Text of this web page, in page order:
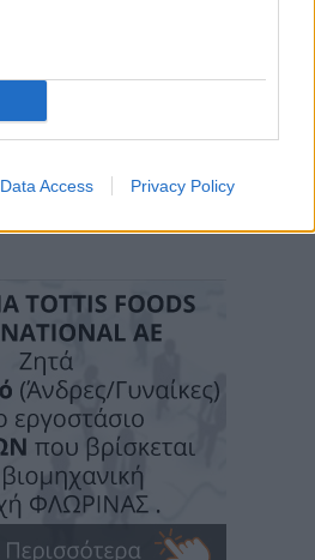
Data Access Privacy Policy